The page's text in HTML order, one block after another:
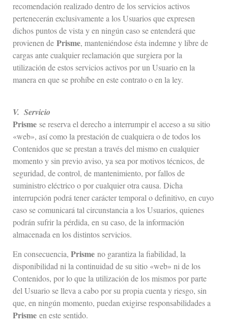
recomendación realizado dentro de los servicios activos
pertenecerán exclusivamente a los Usuarios que expresen
dichos puntos de vista y en ningún caso se entenderá que
provienen de Prisme, manteniéndose ésta indemne y libre de
cargas ante cualquier reclamación que surgiera por la
utilización de estos servicios activos por un Usuario en la
manera en que se prohíbe en este contrato o en la ley.
V. Servicio
Prisme se reserva el derecho a interrumpir el acceso a su sitio
«web», así como la prestación de cualquiera o de todos los
Contenidos que se prestan a través del mismo en cualquier
momento y sin previo aviso, ya sea por motivos técnicos, de
seguridad, de control, de mantenimiento, por fallos de
suministro eléctrico o por cualquier otra causa. Dicha
interrupción podrá tener carácter temporal o definitivo, en cuyo
caso se comunicará tal circunstancia a los Usuarios, quienes
podrán sufrir la pérdida, en su caso, de la información
almacenada en los distintos servicios.
En consecuencia, Prisme no garantiza la fiabilidad, la
disponibilidad ni la continuidad de su sitio «web» ni de los
Contenidos, por lo que la utilización de los mismos por parte
del Usuario se lleva a cabo por su propia cuenta y riesgo, sin
que, en ningún momento, puedan exigirse responsabilidades a
Prisme en este sentido.